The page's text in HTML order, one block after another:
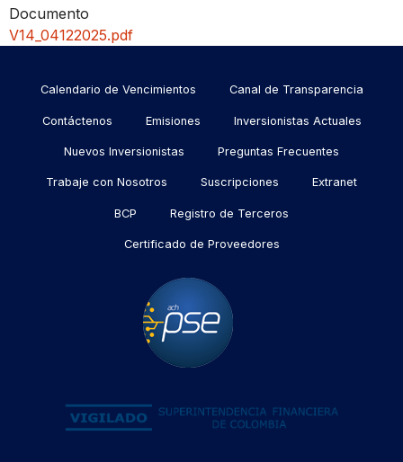
Documento
V14_04122025.pdf
Menu
footer
Calendario de Vencimientos Canal de Transparencia
Contáctenos Emisiones Inversionistas Actuales
Nuevos Inversionistas Preguntas Frecuentes
Trabaje con Nosotros Suscripciones Extranet
BCP Registro de Terceros
Certificado de Proveedores